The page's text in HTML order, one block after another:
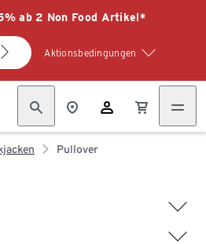
ab 2 Non Food Artikel*
Aktionsbedingungen
Pullover